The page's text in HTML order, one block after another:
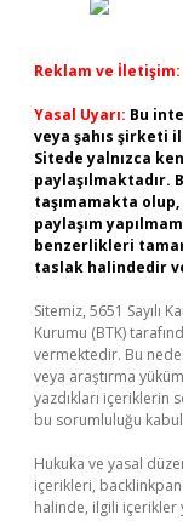
Reklam ve İletişim:
Yasal Uyarı: Bu
veya şahıs şirketi
Sitede yalnızca
taşımamakta
paylaşım
benzerlikleri
taslak halindedir
Sitemiz, 5651 Sayılı
Kurumu (BTK)
vermektedir. Bu
veya araştırma
yazdıkları içeriklerin
bu sorumluluğu kabul
Hukuka ve yasal
içerikleri,
halinde, ilgili içerikler